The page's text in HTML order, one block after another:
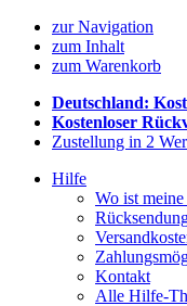
zur Navigation
zum Inhalt
zum Warenkorb
Deutschland:
Kostenloser
Zustellung in 2
Hilfe
Wo ist
Kontakt
Alle Hilfe-